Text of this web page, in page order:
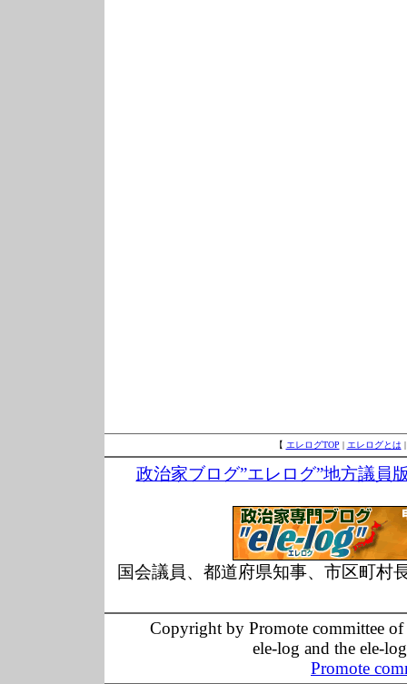
【 エレログTOP | エレログとは
政治家ブログ”エレログ”地方議員
国会議員、都道府県知事、市区町村
Copyright by Promote committee
ele-log and the ele-
Promote